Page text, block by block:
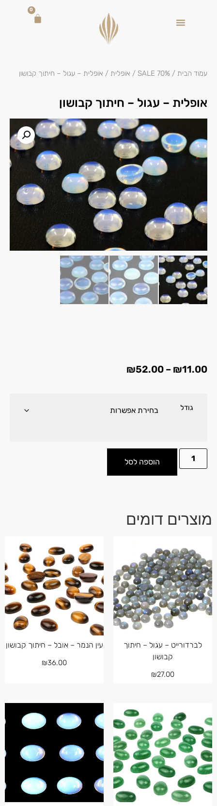
0
עמוד הבית /
SALE 70%
/ אופלית / אופלית – עגול – חיתוך קבושון
אופלית – עגול – חיתוך קבושון
₪11.00
–
₪52.00
גודל
הוספה לסל
מוצרים דומים
לברדורייט – עגול – חיתוך
קבושון
₪27.00
עין הנמר – אובל – חיתוך קבושון
₪36.00